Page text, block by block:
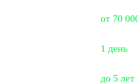
от 70
1 день
до 5 лет